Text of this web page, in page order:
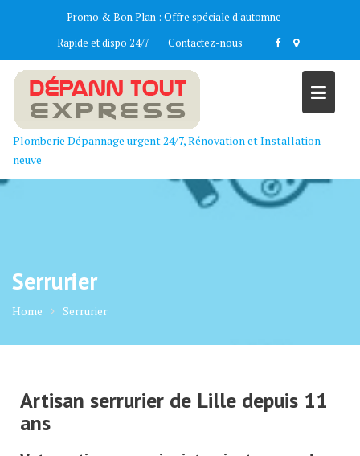
Promo & Bon Plan : Offre spéciale d'automne
Rapide et dispo 24/7
Contactez-nous
Plomberie Dépannage urgent 24/7, Rénovation et Installation
neuve
Serrurier
Home Serrurier
Artisan serrurier de Lille depuis 11
ans